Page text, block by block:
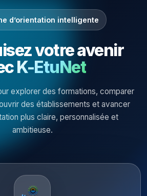
d’orientation intelligente
votre avenir
K-EtuNet
explorer des formations, comparer
des établissements et avancer
plus claire, personnalisée et
ambitieuse.